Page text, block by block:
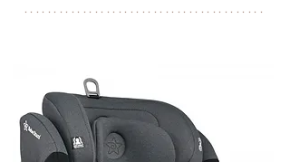
*****************************************